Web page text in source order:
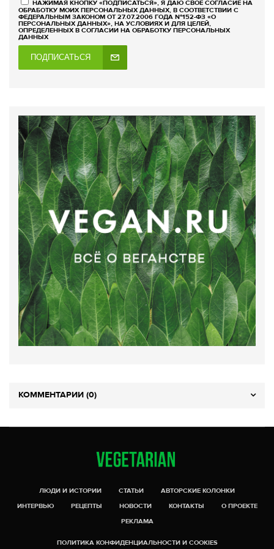
НАЖИМАЯ КНОПКУ «ПОДПИСАТЬСЯ», Я ДАЮ СВОЕ СОГЛАСИЕ НА
ОБРАБОТКУ МОИХ ПЕРСОНАЛЬНЫХ ДАННЫХ, В СООТВЕТСТВИИ С
ФЕДЕРАЛЬНЫМ ЗАКОНОМ ОТ 27.07.2006 ГОДА №152-ФЗ «О
ПЕРСОНАЛЬНЫХ ДАННЫХ», НА УСЛОВИЯХ И ДЛЯ ЦЕЛЕЙ,
ОПРЕДЕЛЕННЫХ В СОГЛАСИИ НА ОБРАБОТКУ ПЕРСОНАЛЬНЫХ
ДАННЫХ
ПОДПИСАТЬСЯ
КОММЕНТАРИИ (0)
ЛЮДИ И ИСТОРИИ СТАТЬИ
АВТОРСКИЕ КОЛОНКИ
ИНТЕРВЬЮ
РЕЦЕПТЫ НОВОСТИ КОНТАКТЫ
О ПРОЕКТЕ
РЕКЛАМА
ПОЛИТИКА КОНФИДЕНЦИАЛЬНОСТИ И COOKIES